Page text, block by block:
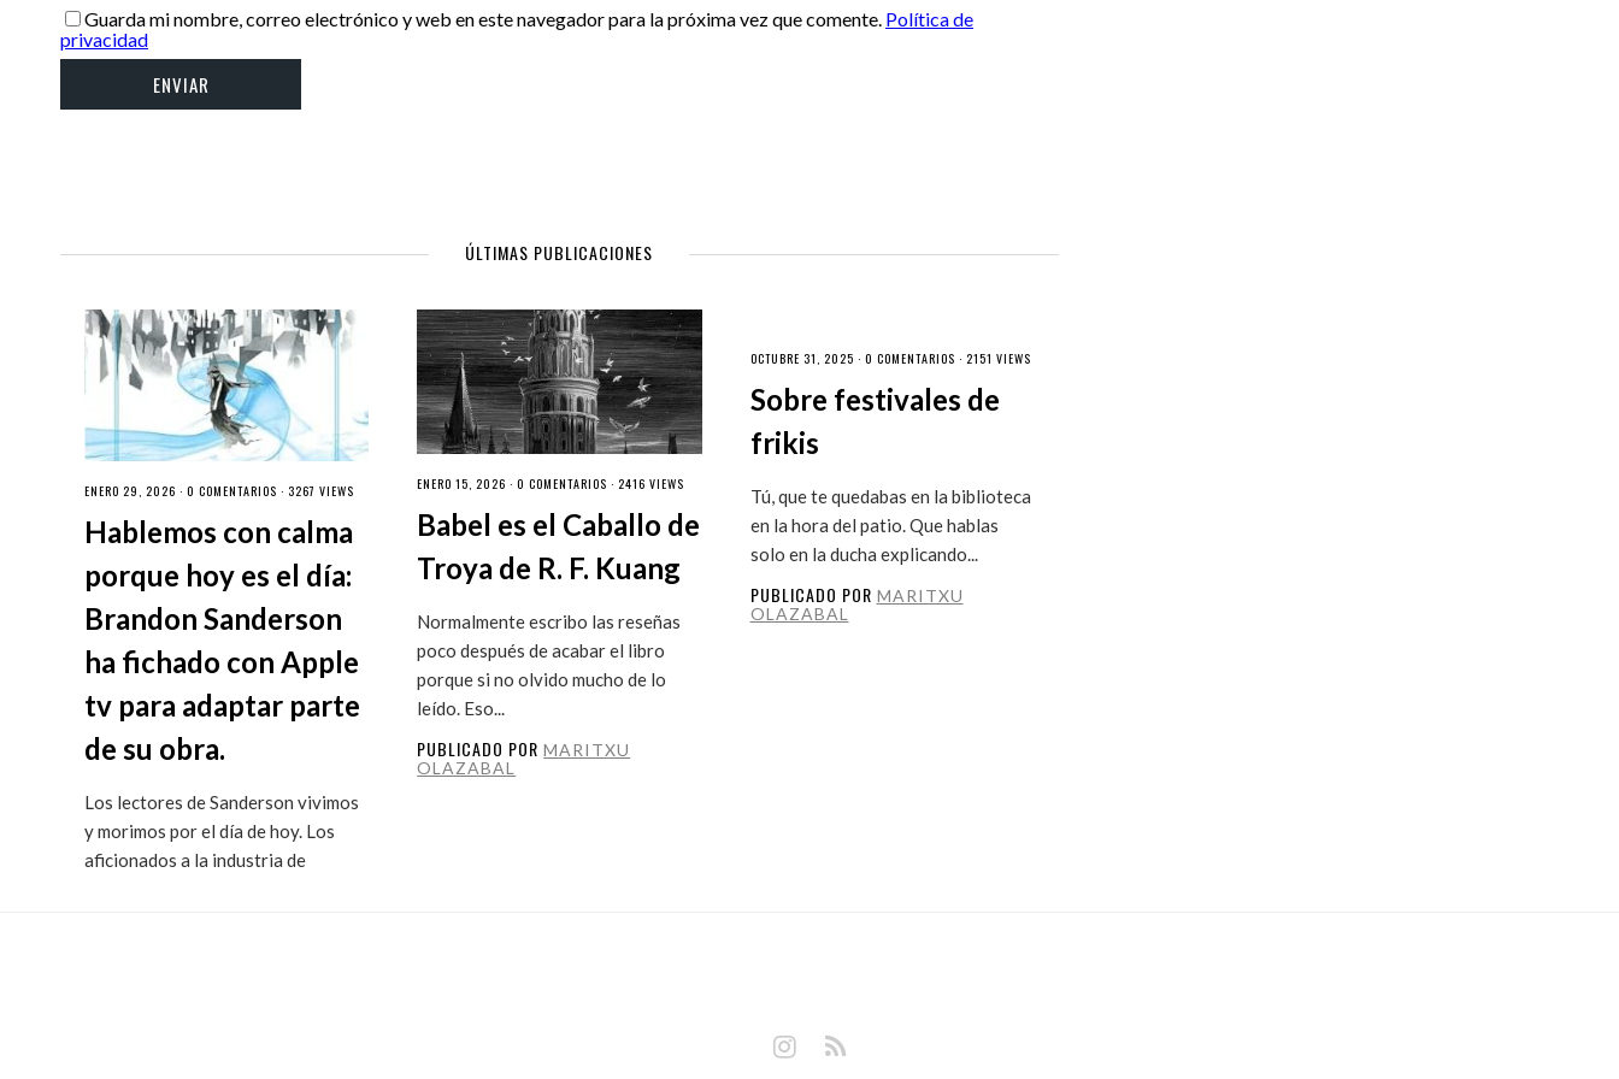
Guarda mi nombre, correo electrónico y web en este navegador para la próxima vez que comente. Política de
privacidad
ÚLTIMAS PUBLICACIONES
ENERO 29, 2026 · 0 COMENTARIOS · 3267 VIEWS
Hablemos con calma
porque hoy es el día:
Brandon Sanderson
ha fichado con Apple
tv para adaptar parte
de su obra.
Los lectores de Sanderson vivimos
y morimos por el día de hoy. Los
aficionados a la industria de
ENERO 15, 2026 ·0 COMENTARIOS · 2416 VIEWS
Babel es el Caballo de
Troya de R. F. Kuang
Normalmente escribo las reseñas
poco después de acabar el libro
porque si no olvido mucho de lo
leído. Eso...
PUBLICADO PORMARITXU
OLAZABAL
OCTUBRE 31, 2025 · 0 COMENTARIOS · 2151 VIEWS
Sobre festivales de
frikis
Tú, que te quedabas en la biblioteca
en la hora del patio. Que hablas
solo en la ducha explicando...
PUBLICADO POR MARITXU
OLAZABAL